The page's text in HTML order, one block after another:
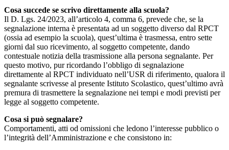
Cosa succede se scrivo direttamente alla scuola?
Il D. Lgs. 24/2023, all’articolo 4, comma 6, prevede che, se la
segnalazione interna è presentata ad un soggetto diverso dal RPCT
(ossia ad esempio la scuola), quest’ultima è trasmessa, entro sette
giorni dal suo ricevimento, al soggetto competente, dando
contestuale notizia della trasmissione alla persona segnalante. Per
questo motivo, pur ricordando l’obbligo di segnalazione
direttamente al RPCT individuato nell’USR di riferimento, qualora il
segnalante scrivesse al presente Istituto Scolastico, quest’ultimo avrà
premura di trasmettere la segnalazione nei tempi e modi previsti per
legge al soggetto competente.
Cosa si può segnalare?
Comportamenti, atti od omissioni che ledono l’interesse pubblico o
l’integrità dell’Amministrazione e che consistono in: